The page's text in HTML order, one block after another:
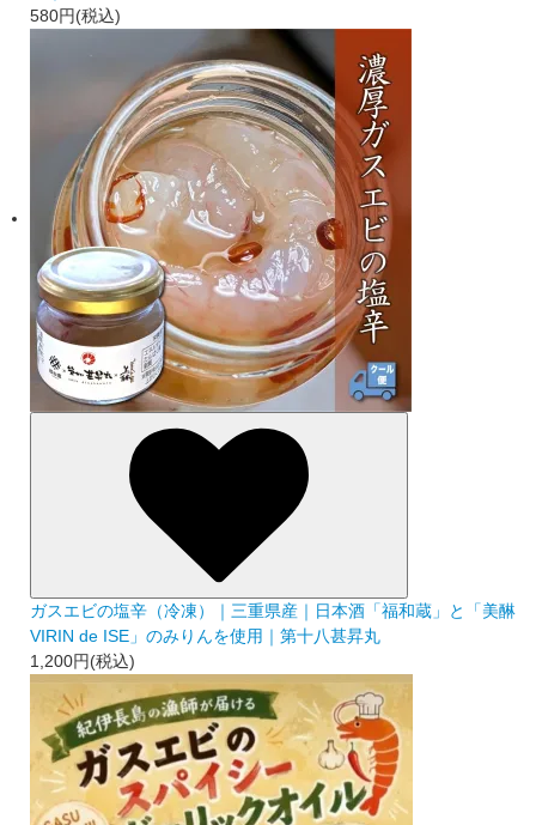
580円(税込)
ガスエビの塩辛（冷凍）｜三重県産｜日本酒「福和蔵」と「美醂
VIRIN de ISE」のみりんを使用｜第十八甚昇丸
1,200円(税込)